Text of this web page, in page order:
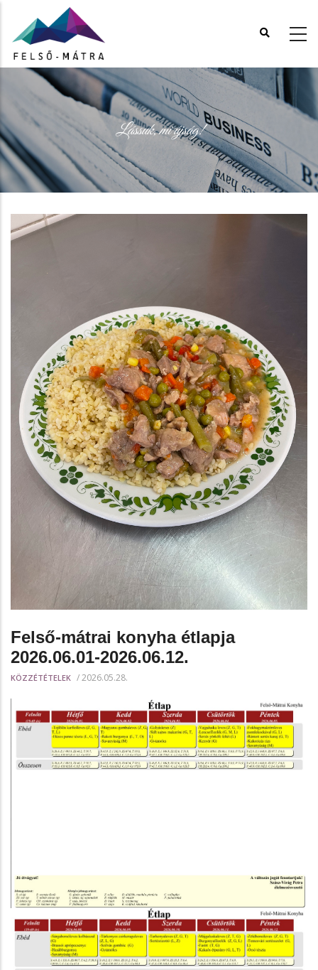
tartalomra
Lássuk, mi újság!
Felső-mátrai konyha étlapja
2026.06.01-2026.06.12.
KÖZZÉTÉTELEK /2026.05.28.